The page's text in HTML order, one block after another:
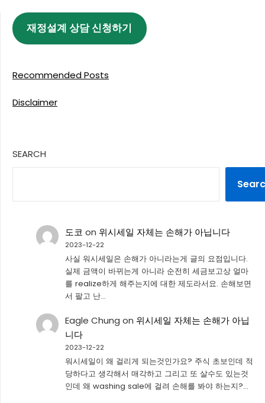
재정설계 상담 신청하기
Recommended Posts
Disclaimer
SEARCH
도코 on 위시세일 자체는 손해가 아닙니다
2023-12-22
사실 워시세일은 손해가 아니라는게 글의 요점입니다.
실제 금액이 바뀌는게 아니라 순전히 세금보고상 얼마
를 realize하게 해주는지에 대한 제도라서요. 손해보면
서 팔고 난…
Eagle Chung on 위시세일 자체는 손해가 아닙
니다
2023-12-22
워시세일이 왜 걸리게 되는것인가요? 주식 초보인데 적
당하다고 생각해서 매각하고 그리고 또 살수도 있는것
인데 왜 washing sale에 걸려 손해를 봐야 하는지?…